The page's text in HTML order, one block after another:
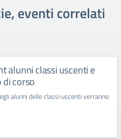
eventi correlati
alunni classi uscenti e
corso
alunni delle classi uscenti verranno